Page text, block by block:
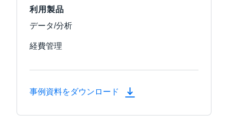
利用製品
データ/分析
経費管理
事例資料をダウンロード